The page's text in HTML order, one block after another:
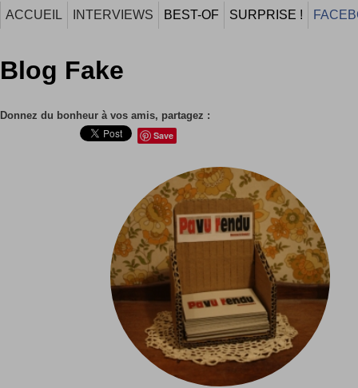
ACCUEIL INTERVIEWS BEST-OF SURPRISE !
Blog Fake
Donnez du bonheur à vos amis, partagez :
Save